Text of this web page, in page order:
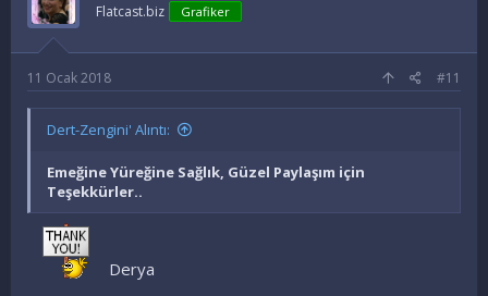
e
r
:
Flatcast.biz Grafiker
11 Ocak 2018 #11
Dert-Zengini' Alıntı:
Emeğine Yüreğine Sağlık, Güzel Paylaşım için
Teşekkürler..
Derya